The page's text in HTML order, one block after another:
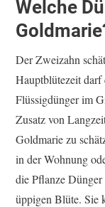
Welche
Der Zweizahn
Hauptblütezeit
Flüssigdünger im
Zusatz von
Goldmarie zu
in der Wohnung
die Pflanze
üppigen Blüte. Sie